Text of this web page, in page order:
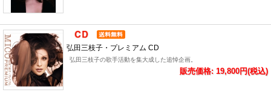
弘田三枝子・プレミアム CD
弘田三枝子の歌手活動を集大成した追悼企画。
販売価格: 19,800円(税込)